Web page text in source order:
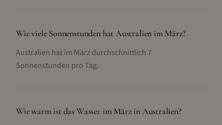
Wie viele Sonnenstunden hat Australien im März?
Australien hat im März durchschnittlich 7
Sonnenstunden pro Tag.
Wie warm ist das Wasser im März in Australien?